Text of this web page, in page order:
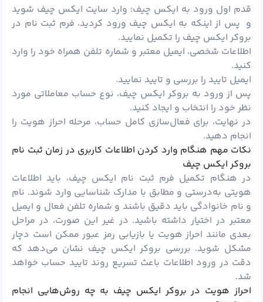
قدم اول ورود به ایکس چیف؛ وارد سایت ایکس چیف شوید
و پس از اینکه به ایکس چیف ورود کردید، فرم ثبت‌ نام در
بروکر ایکس چیف را تکمیل نمایید.
اطلاعات شخصی، ایمیل معتبر و شماره تلفن همراه خود را وارد
کنید.
ایمیل تایید را بررسی و تایید نمایید.
پس از ورود به بروکر ایکس چیف، نوع حساب معاملاتی مورد
نظر خود را انتخاب و ایجاد کنید.
در نهایت، برای فعال‌سازی کامل حساب، مرحله احراز هویت را
انجام دهید.
نکات مهم هنگام وارد کردن اطلاعات کاربری در زمان ثبت نام
بروکر ایکس چیف
در هنگام تکمیل فرم ثبت نام ایکس چیف، باید اطلاعات
هویتی به‌درستی و مطابق با مدارک شناسایی وارد شوند. نام
و نام خانوادگی باید دقیق باشند و شماره تلفن فعال و ایمیل
معتبر در اختیار داشته باشید. در غیر این صورت، در مراحل
بعدی مانند احراز هویت یا بازیابی رمز عبور ممکن است دچار
مشکل شوید. بررسی بروکر ایکس چیف نشان می‌دهد که
دقت در ورود اطلاعات باعث تسریع روند تایید حساب خواهد
شد.
احراز هویت در بروکر ایکس چیف به چه روش‌هایی انجام